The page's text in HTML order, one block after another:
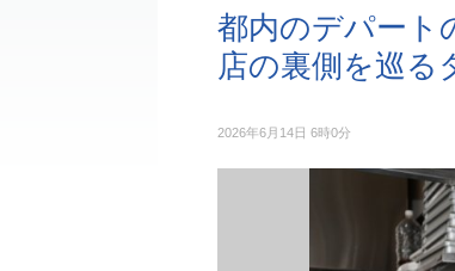
都内のデパート
店の裏側を巡る
2026年6月14日 6時0分